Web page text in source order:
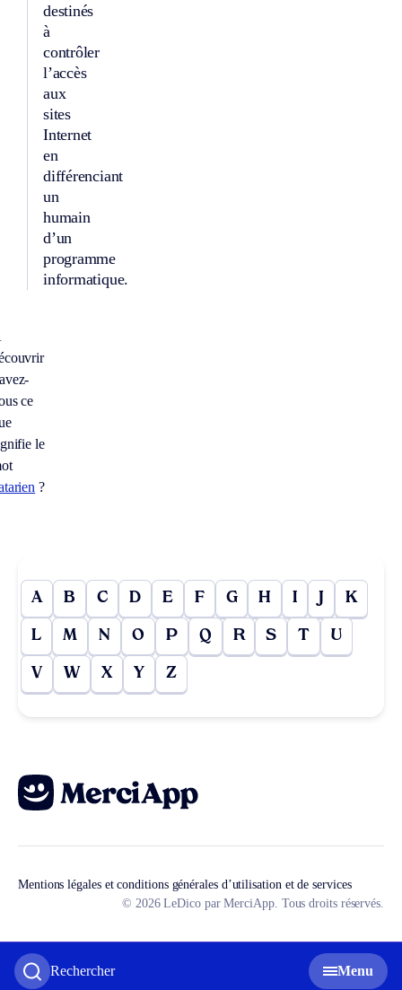
Rechercher Menu
destinés
à
contrôler
l’accès
aux
sites
Internet
en
différenciant
un
humain
d’un
programme
informatique.
ce
le
?
A B C D E F G H I J K
L M N O P Q R S T U
V W X Y Z
Mentions légales et conditions générales d’utilisation et de services
© 2026 LeDico par MerciApp. Tous droits réservés.